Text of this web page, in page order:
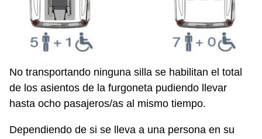
No transportando ninguna silla se habilitan el total
de los asientos de la furgoneta pudiendo llevar
hasta ocho pasajeros/as al mismo tiempo.
Dependiendo de si se lleva a una persona en su